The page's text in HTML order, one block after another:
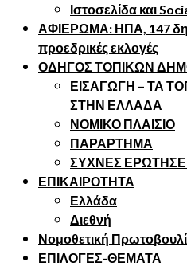
Ιστοσελίδα και
ΑΦΙΕΡΩΜΑ: ΗΠΑ, 147
προεδρικές εκλογές
ΟΔΗΓΟΣ ΤΟΠΙΚΩΝ
ΕΙΣΑΓΩΓΗ – ΤΑ
ΣΤΗΝ ΕΛΛΑΔΑ
ΝΟΜΙΚΟ ΠΛΑΙΣΙΟ
ΠΑΡΑΡΤΗΜΑ
ΣΥΧΝΕΣ
ΕΠΙΚΑΙΡΟΤΗΤΑ
Ελλάδα
Διεθνή
Νομοθετική
ΕΠΙΛΟΓΕΣ-ΘΕΜΑΤΑ